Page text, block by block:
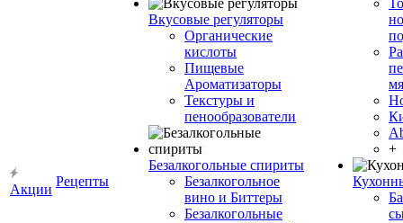
Акции
Рецепты
Вкусовые регуляторы
Органические
кислоты
Пищевые
Ароматизаторы
Текстуры и
пенообразователи
Безалкогольные спириты
Безалкогольное
вино и Биттеры
Безалкогольные
+